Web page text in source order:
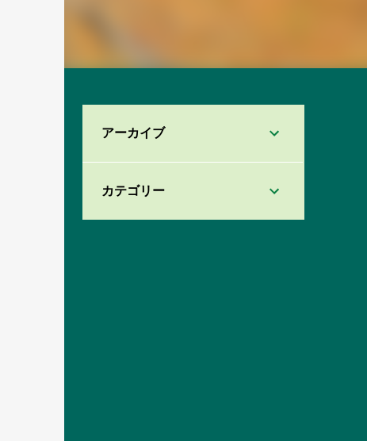
アーカイブ
カテゴリー